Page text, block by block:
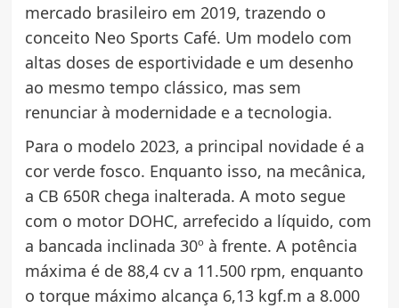
mercado brasileiro em 2019, trazendo o
conceito Neo Sports Café. Um modelo com
altas doses de esportividade e um desenho
ao mesmo tempo clássico, mas sem
renunciar à modernidade e a tecnologia.
Para o modelo 2023, a principal novidade é a
cor verde fosco. Enquanto isso, na mecânica,
a CB 650R chega inalterada. A moto segue
com o motor DOHC, arrefecido a líquido, com
a bancada inclinada 30º à frente. A potência
máxima é de 88,4 cv a 11.500 rpm, enquanto
o torque máximo alcança 6,13 kgf.m a 8.000